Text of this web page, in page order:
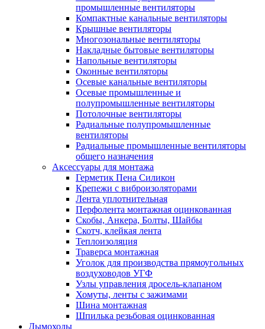
промышленные вентиляторы
Компактные канальные вентиляторы
Крышные вентиляторы
Многозональные вентиляторы
Накладные бытовые вентиляторы
Напольные вентиляторы
Оконные вентиляторы
Осевые канальные вентиляторы
Осевые промышленные и
полупромышленные вентиляторы
Потолочные вентиляторы
Радиальные полупромышленные
вентиляторы
Радиальные промышленные вентиляторы
общего назначения
Аксессуары для монтажа
Герметик Пена Силикон
Крепежи с виброизоляторами
Лента уплотнительная
Перфолента монтажная оцинкованная
Скобы, Анкера, Болты, Шайбы
Скотч, клейкая лента
Теплоизоляция
Траверса монтажная
Уголок для производства прямоугольных
воздуховодов УГФ
Узлы управления дросель-клапаном
Хомуты, ленты с зажимами
Шина монтажная
Шпилька резьбовая оцинкованная
Дымоходы